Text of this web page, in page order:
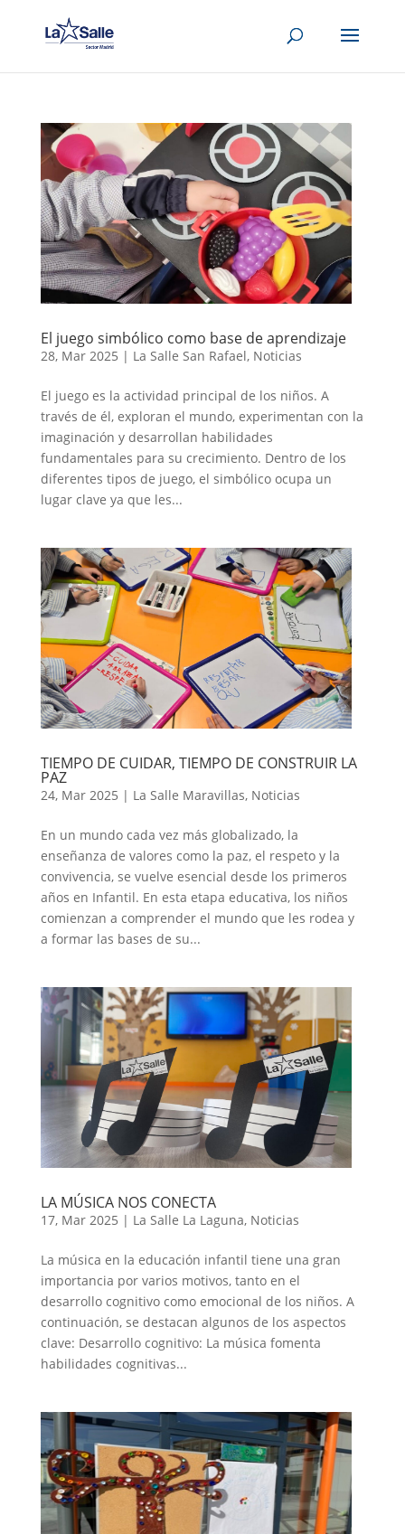
El juego simbólico como base de aprendizaje
28, Mar 2025 | La Salle San Rafael, Noticias
El juego es la actividad principal de los niños. A
través de él, exploran el mundo, experimentan con la
imaginación y desarrollan habilidades
fundamentales para su crecimiento. Dentro de los
diferentes tipos de juego, el simbólico ocupa un
lugar clave ya que les...
TIEMPO DE CUIDAR, TIEMPO DE CONSTRUIR LA
PAZ
24, Mar 2025 | La Salle Maravillas, Noticias
En un mundo cada vez más globalizado, la
enseñanza de valores como la paz, el respeto y la
convivencia, se vuelve esencial desde los primeros
años en Infantil. En esta etapa educativa, los niños
comienzan a comprender el mundo que les rodea y
a formar las bases de su...
LA MÚSICA NOS CONECTA
17, Mar 2025 | La Salle La Laguna, Noticias
La música en la educación infantil tiene una gran
importancia por varios motivos, tanto en el
desarrollo cognitivo como emocional de los niños. A
continuación, se destacan algunos de los aspectos
clave: Desarrollo cognitivo: La música fomenta
habilidades cognitivas...